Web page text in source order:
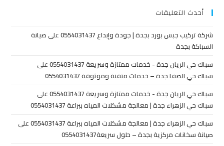
أحدث التعليقات
شركة تركيب جبس بورد بجدة | جودة وإبداع 0554031437
علىصيانة
السباكة بجدة
سباك حي الريان جدة - خدمات ممتازة وسريعة 0554031437
على
سباك حي الصفا جدة – خدمات متقنة وموثوقة 0554031437
سباك حي الريان جدة - خدمات ممتازة وسريعة 0554031437
على
سباك حي الزهراء جدة | معالجة مشكلات المياه ببراعة 0554031437
سباك حي الزهراء جدة | معالجة مشكلات المياه ببراعة 0554031437
على
صيانة سخانات مركزية بجدة – حلول سريعة0554031437